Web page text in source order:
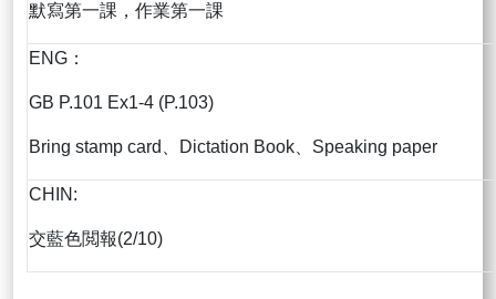
默寫第一課，作業第一課
ENG：
GB P.101 Ex1-4 (P.103)
Bring stamp card、Dictation Book、Speaking paper
CHIN:
交藍色閲報(2/10)